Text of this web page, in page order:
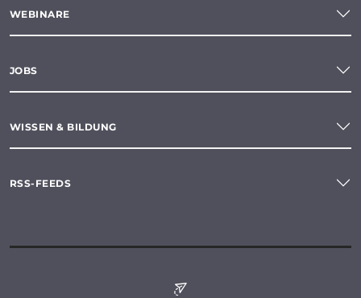
WEBINARE
JOBS
WISSEN & BILDUNG
RSS-FEEDS